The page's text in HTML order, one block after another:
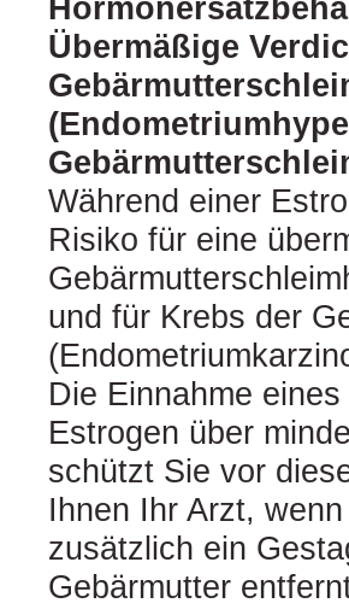
Übermäßige
Während einer
Risiko für eine
und für Krebs der
Die Einnahme
Estrogen über
schützt Sie vor
Ihnen Ihr Arzt,
zusätzlich ein
Gebärmutter